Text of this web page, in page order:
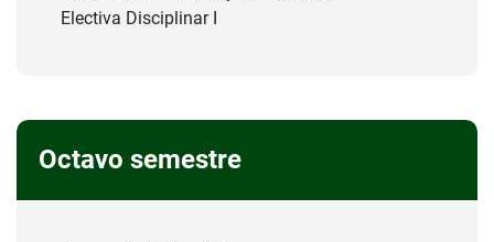
Electiva Disciplinar I
Octavo semestre